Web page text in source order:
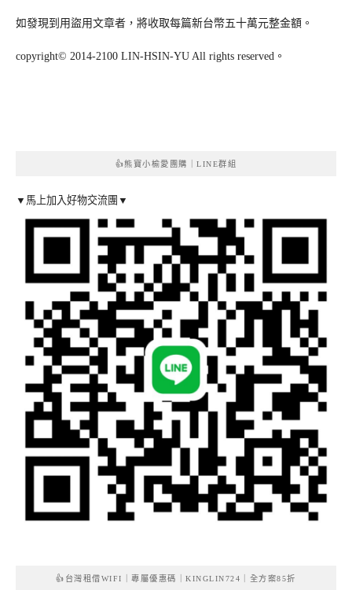
如發現到用盜用文章者，將收取每篇新台幣五十萬元整金額。
copyright© 2014-2100 LIN-HSIN-YU All rights reserved。
👍熊寶小榆愛團購｜LINE群組
▼馬上加入好物交流團▼
👍台灣租借WIFI｜專屬優惠碼｜KINGLIN724｜全方案85折